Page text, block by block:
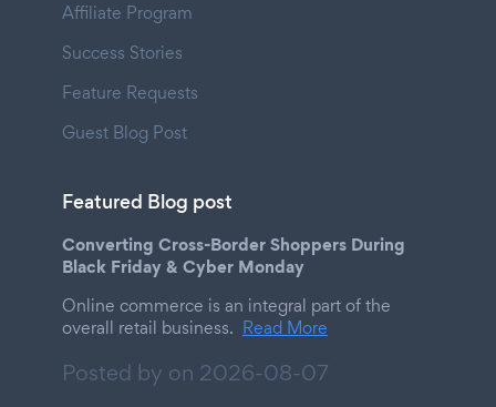
Affiliate Program
Success Stories
Feature Requests
Guest Blog Post
Featured Blog post
Converting Cross-Border Shoppers During
Black Friday & Cyber Monday
Online commerce is an integral part of the
overall retail business. Read More
Posted by on 2026-08-07